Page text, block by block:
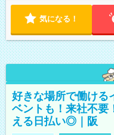
気になる！
好きな場所で働け
ベントも！来社不要
える日払い◎｜阪